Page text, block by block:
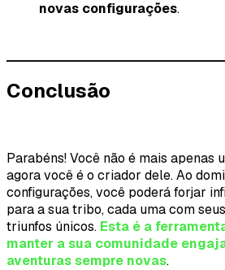
novas configurações.
Conclusão
Parabéns! Você não é mais apenas
agora você é o criador dele. Ao
configurações, você poderá forjar
para a sua tribo, cada uma com
triunfos únicos. Esta é a
manter a sua comunidade
aventuras sempre novas.